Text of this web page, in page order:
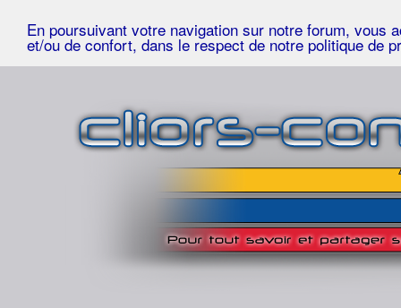
En poursuivant votre navigation sur notre forum, vous
et/ou de confort, dans le respect de notre politique de